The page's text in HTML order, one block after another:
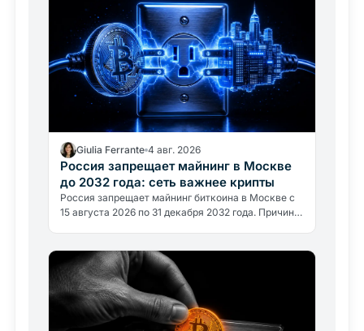
Giulia Ferrante 4 авг. 2026
Россия запрещает майнинг в Москве
до 2032 года: сеть важнее крипты
Россия запрещает майнинг биткоина в Москве с
15 августа 2026 по 31 декабря 2032 года. Причина